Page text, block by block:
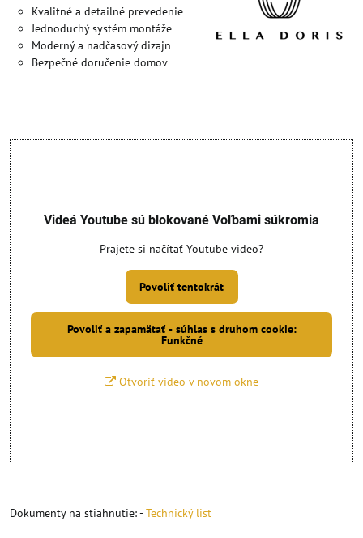
Kvalitné a detailné prevedenie
Jednoduchý systém montáže
Moderný a nadčasový dizajn
Bezpečné doručenie domov
Videá Youtube sú blokované Voľbami súkromia
Prajete si načítať Youtube video?
Povoliť tentokrát
Povoliť a zapamätať - súhlas s druhom cookie:
Funkčné
Otvoriť video v novom okne
Dokumenty na stiahnutie: -Technický list